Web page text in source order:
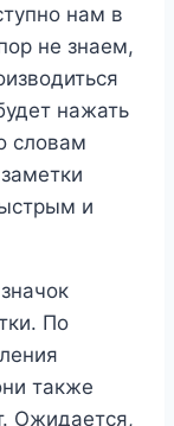
нам в
не знаем,
нажать
словам
и
По
также
Ожидается,